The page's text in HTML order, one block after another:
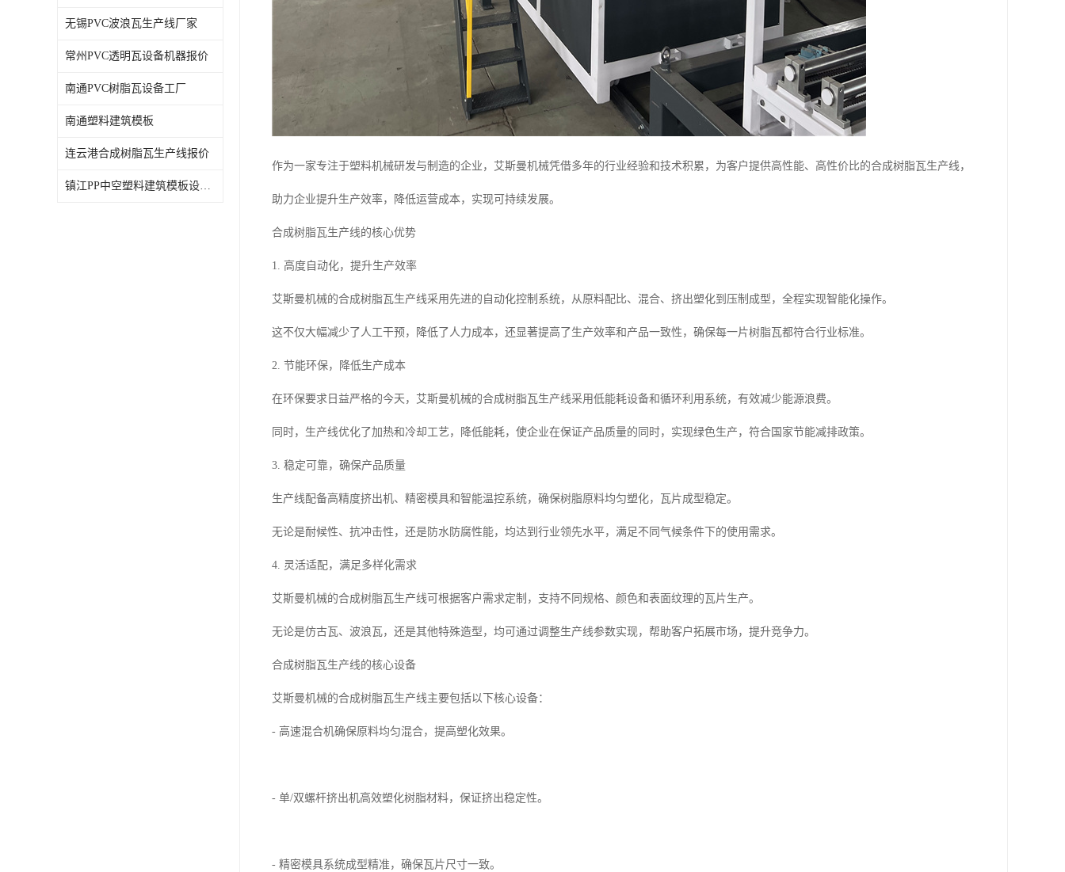
无锡PVC波浪瓦生产线厂家
常州PVC透明瓦设备机器报价
南通PVC树脂瓦设备工厂
南通塑料建筑模板
连云港合成树脂瓦生产线报价
镇江PP中空塑料建筑模板设备工厂
作为一家专注于塑料机械研发与制造的企业，艾斯曼机械凭借多年的行业经验和技术积累，为客户提供高性能、高性价比的合成树脂瓦生产线，
助力企业提升生产效率，降低运营成本，实现可持续发展。
合成树脂瓦生产线的核心优势
1. 高度自动化，提升生产效率
艾斯曼机械的合成树脂瓦生产线采用先进的自动化控制系统，从原料配比、混合、挤出塑化到压制成型，全程实现智能化操作。
这不仅大幅减少了人工干预，降低了人力成本，还显著提高了生产效率和产品一致性，确保每一片树脂瓦都符合行业标准。
2. 节能环保，降低生产成本
在环保要求日益严格的今天，艾斯曼机械的合成树脂瓦生产线采用低能耗设备和循环利用系统，有效减少能源浪费。
同时，生产线优化了加热和冷却工艺，降低能耗，使企业在保证产品质量的同时，实现绿色生产，符合国家节能减排政策。
3. 稳定可靠，确保产品质量
生产线配备高精度挤出机、精密模具和智能温控系统，确保树脂原料均匀塑化，瓦片成型稳定。
无论是耐候性、抗冲击性，还是防水防腐性能，均达到行业领先水平，满足不同气候条件下的使用需求。
4. 灵活适配，满足多样化需求
艾斯曼机械的合成树脂瓦生产线可根据客户需求定制，支持不同规格、颜色和表面纹理的瓦片生产。
无论是仿古瓦、波浪瓦，还是其他特殊造型，均可通过调整生产线参数实现，帮助客户拓展市场，提升竞争力。
合成树脂瓦生产线的核心设备
艾斯曼机械的合成树脂瓦生产线主要包括以下核心设备：
- 高速混合机确保原料均匀混合，提高塑化效果。
- 单/双螺杆挤出机高效塑化树脂材料，保证挤出稳定性。
- 精密模具系统成型精准，确保瓦片尺寸一致。